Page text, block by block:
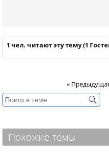
1 чел. читают эту тему (1
«
Похожие темы